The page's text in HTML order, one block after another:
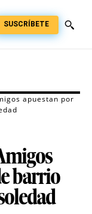
SUSCRÍBETE
apuestan por
barrio